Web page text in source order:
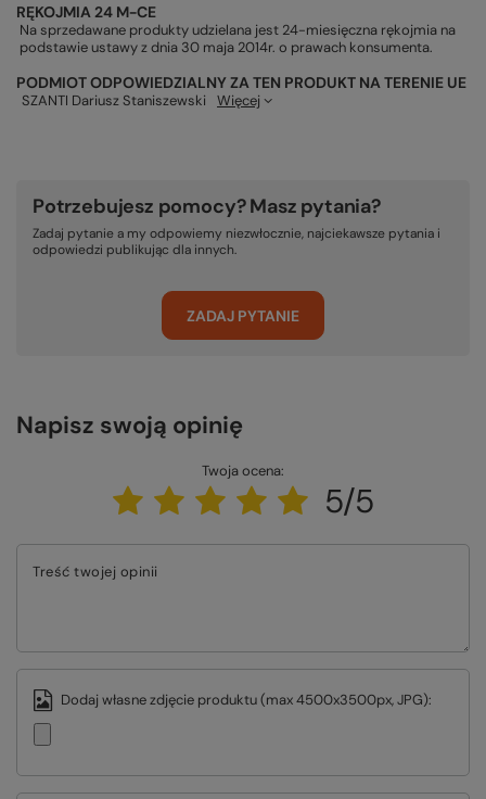
RĘKOJMIA 24 M-CE
Na sprzedawane produkty udzielana jest 24-miesięczna rękojmia na
podstawie ustawy z dnia 30 maja 2014r. o prawach konsumenta.
PODMIOT ODPOWIEDZIALNY ZA TEN PRODUKT NA TERENIE UE
SZANTI Dariusz Staniszewski Więcej
Potrzebujesz pomocy? Masz pytania?
Zadaj pytanie a my odpowiemy niezwłocznie, najciekawsze pytania i
odpowiedzi publikując dla innych.
ZADAJ PYTANIE
Napisz swoją opinię
Twoja ocena:
5/5
Treść twojej opinii
Dodaj własne zdjęcie produktu (max 4500x3500px, JPG):